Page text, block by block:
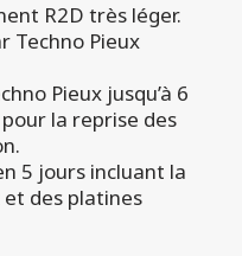
R2D très léger.
Techno Pieux
Pieux jusqu’à 6
la reprise des
5 jours incluant la
et des platines